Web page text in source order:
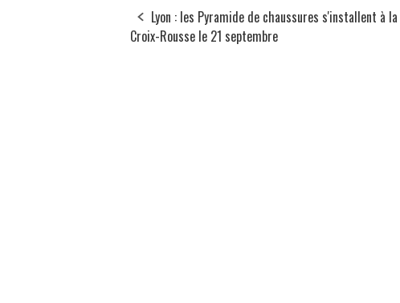
Lyon : les Pyramide de chaussures s'installent à la
Croix-Rousse le 21 septembre